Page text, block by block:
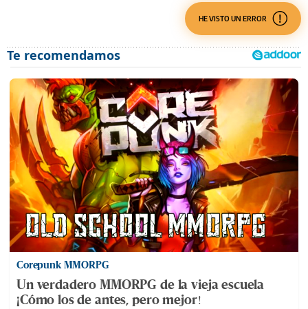
HE VISTO UN ERROR
Corepunk MMORPG
Un verdadero MMORPG de la vieja escuela
¡Cómo los de antes, pero mejor!